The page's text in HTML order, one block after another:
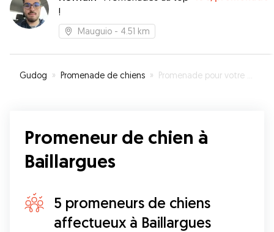
!
Mauguio - 4.51 km
Gudog » Promenade de chiens » Promenade pour votre chien à Baillargues
Promeneur de chien à
Baillargues
5 promeneurs de chiens
affectueux à Baillargues